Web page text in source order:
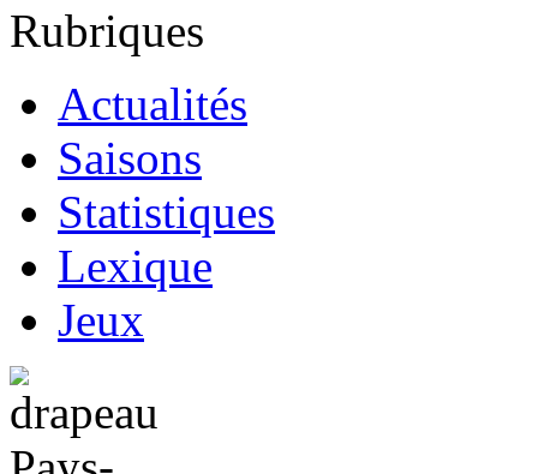
Rubriques
Actualités
Saisons
Statistiques
Lexique
Jeux